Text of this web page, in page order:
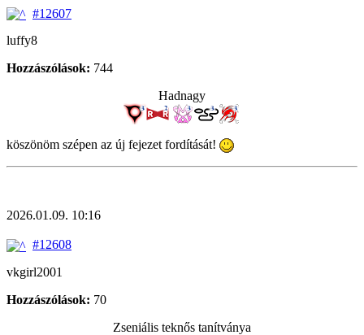
#12607
luffy8
Hozzászólások: 744
Hadnagy
köszönöm szépen az új fejezet fordítását!
2026.01.09. 10:16
#12608
vkgirl2001
Hozzászólások: 70
Zseniális teknős tanítványa